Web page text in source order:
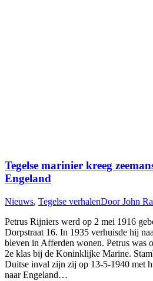
Tegelse marinier kreeg
Engeland
Nieuws, Tegelse verhalenDoorJohn
Petrus Rijniers werd op 2 mei 1916
Dorpstraat 16. In 1935 verhuisde hij
bleven in Afferden wonen. Petrus was
2e klas bij de Koninklijke Marine.
Duitse inval zijn zij op 13-5-1940 met
naar Engeland…